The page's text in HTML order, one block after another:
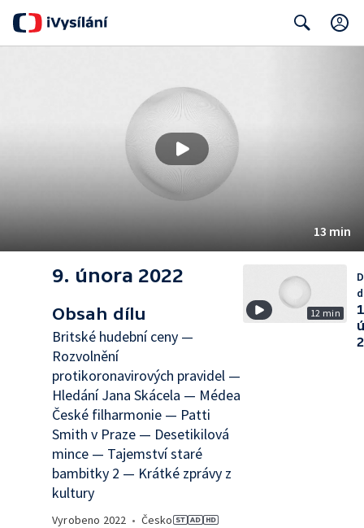
13 min
9. února 2022
Obsah dílu
Britské hudební ceny —
Rozvolnění
protikoronavirových pravidel —
Hledání Jana Skácela — Médea
České filharmonie — Patti
Smith v Praze — Desetikilová
mince — Tajemství staré
bambitky 2 — Krátké zprávy z
kultury
Vyrobeno 2022 • Česko
12 min